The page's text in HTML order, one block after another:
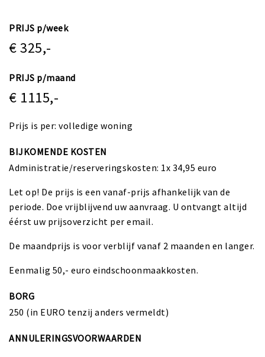
PRIJS p/week
€ 325,-
PRIJS p/maand
€ 1115,-
Prijs is per: volledige woning
BIJKOMENDE KOSTEN
Administratie/reserveringskosten: 1x 34,95 euro
Let op! De prijs is een vanaf-prijs afhankelijk van de
periode. Doe vrijblijvend uw aanvraag. U ontvangt altijd
éérst uw prijsoverzicht per email.
De maandprijs is voor verblijf vanaf 2 maanden en langer.
Eenmalig 50,- euro eindschoonmaakkosten.
BORG
250 (in EURO tenzij anders vermeldt)
ANNULERINGSVOORWAARDEN